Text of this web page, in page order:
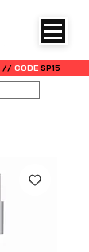
// CODE SP15